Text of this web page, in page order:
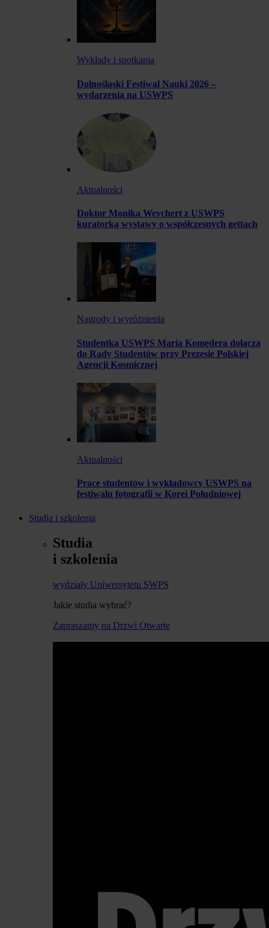
Wykłady i spotkania
Dolnośląski Festiwal Nauki 2026 –
wydarzenia na USWPS
Aktualności
Doktor Monika Weychert z USWPS
kuratorką wystawy o współczesnych gettach
Nagrody i wyróżnienia
Studentka USWPS Maria Komędera dołącza
do Rady Studentów przy Prezesie Polskiej
Agencji Kosmicznej
Aktualności
Prace studentów i wykładowcy USWPS na
festiwalu fotografii w Korei Południowej
Studia i szkolenia
Studia
i szkolenia
wydziały Uniwersytetu SWPS
Jakie studia wybrać?
Zapraszamy na Drzwi Otwarte